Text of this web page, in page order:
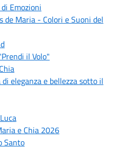
Emozioni
de Maria - Colori e Suoni del
il Volo"
di eleganza e bellezza sotto il
e Chia 2026
Santo